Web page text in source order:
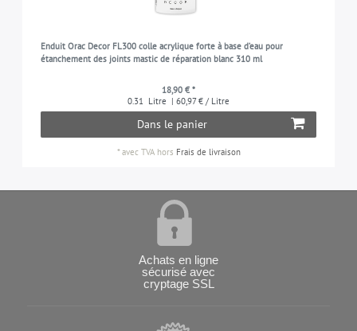
Enduit Orac Decor FL300 colle acrylique forte à base d’eau pour
étanchement des joints mastic de réparation blanc 310 ml
18,90 € *
0.31 Litre | 60,97 € / Litre
Dans le panier
*avec TVAhors Frais de livraison
Achats en ligne
sécurisé avec
cryptage SSL